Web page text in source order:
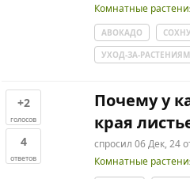
Комнатные
АВОКАДО
УХОД-ЗА-
+2
голосов
4
ответов
Почему у
края
спросил 06 Дек, 24
Комнатные